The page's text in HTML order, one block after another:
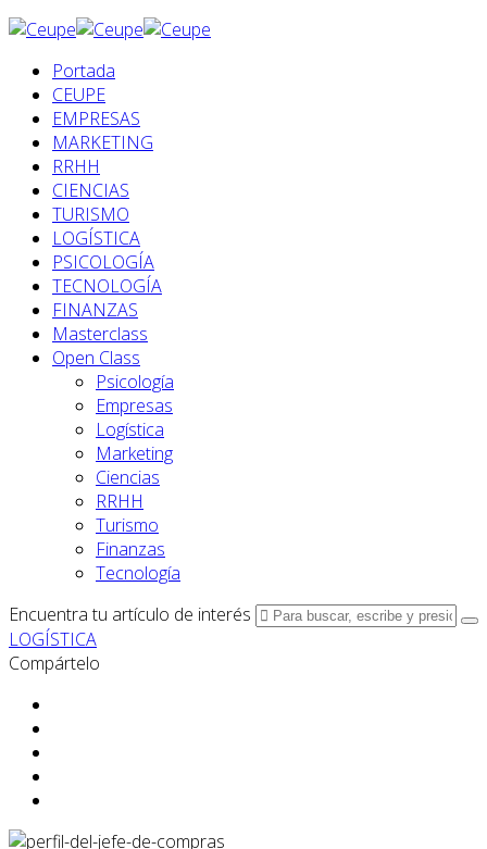
Portada
CEUPE
EMPRESAS
MARKETING
RRHH
CIENCIAS
TURISMO
LOGÍSTICA
PSICOLOGÍA
TECNOLOGÍA
FINANZAS
Masterclass
Open Class
Psicología
Empresas
Logística
Marketing
Ciencias
RRHH
Turismo
Finanzas
Tecnología
Encuentra tu artículo de interés
LOGÍSTICA
Compártelo